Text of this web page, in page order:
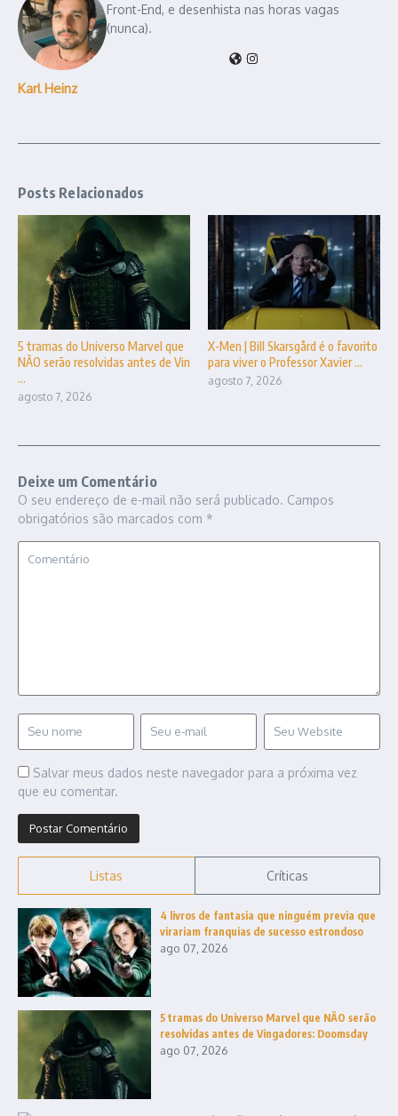
Karl Heinz
Front-End, e desenhista nas horas vagas
(nunca).
Posts Relacionados
5 tramas do Universo Marvel que
NÃO serão resolvidas antes de Vin
...
agosto 7, 2026
X-Men | Bill Skarsgård é o favorito
para viver o Professor Xavier ...
agosto 7, 2026
Deixe um Comentário
O seu endereço de e-mail não será publicado. Campos
obrigatórios são marcados com *
Salvar meus dados neste navegador para a próxima vez
que eu comentar.
Listas Críticas
4 livros de fantasia que ninguém previa que
virariam franquias de sucesso estrondoso
ago 07, 2026
5 tramas do Universo Marvel que NÃO serão
resolvidas antes de Vingadores: Doomsday
ago 07, 2026